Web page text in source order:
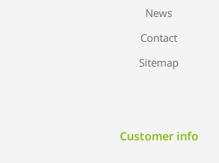
News
Contact
Sitemap
Customer info